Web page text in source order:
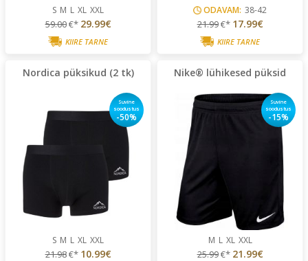
S M L XL XXL
59.00€* 29.99€
KIIRE TARNE
ODAVAM: 38-42
21.99€* 17.99€
KIIRE TARNE
Nordica püksikud (2 tk)
Suvine
soodustus
-50%
S M L XL XXL
21.98€* 10.99€
Nike® lühikesed püksid
Suvine
soodustus
-15%
M L XL XXL
25.99€* 21.99€